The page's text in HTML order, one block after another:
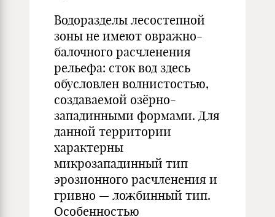
Водоразделы лесостепной
зоны не имеют овражно-
балочного расчленения
рельефа: сток вод здесь
обусловлен волнистостью,
создаваемой озёрно-
западинными формами. Для
данной территории
характерны
микрозападинный тип
эрозионного расчленения и
гривно — ложбинный тип.
Особенностью